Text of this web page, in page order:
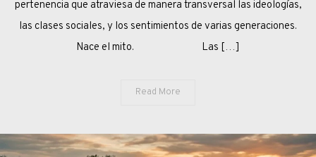
pertenencia que atraviesa de manera transversal las ideologías,
las clases sociales, y los sentimientos de varias generaciones.
Nace el mito. Las […]
Read More